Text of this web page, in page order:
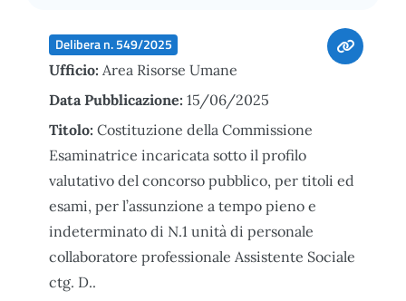
Delibera n. 549/2025
Ufficio: Area Risorse Umane
Data Pubblicazione: 15/06/2025
Titolo: Costituzione della Commissione
Esaminatrice incaricata sotto il profilo
valutativo del concorso pubblico, per titoli ed
esami, per l’assunzione a tempo pieno e
indeterminato di N.1 unità di personale
collaboratore professionale Assistente Sociale
ctg. D..